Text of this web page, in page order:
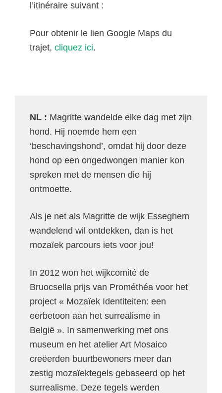
l’itinéraire suivant :
Pour obtenir le lien Google Maps du
trajet, cliquez ici.
NL : Magritte wandelde elke dag met zijn
hond. Hij noemde hem een
‘beschavingshond’, omdat hij door deze
hond op een ongedwongen manier kon
spreken met de mensen die hij
ontmoette.
Als je net als Magritte de wijk Esseghem
wandelend wil ontdekken, dan is het
mozaïek parcours iets voor jou!
In 2012 won het wijkcomité de
Bruocsella prijs van Prométhéa voor het
project « Mozaïek Identiteiten: een
eerbetoon aan het surrealisme in
België ». In samenwerking met ons
museum en het atelier Art Mosaico
creëerden buurtbewoners meer dan
zestig mozaïektegels gebaseerd op het
surrealisme. Deze tegels werden